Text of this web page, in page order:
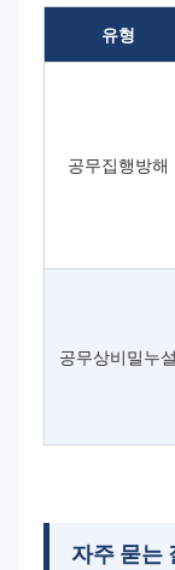
유형
공무집행방해
공무상비밀누설
자주 묻는